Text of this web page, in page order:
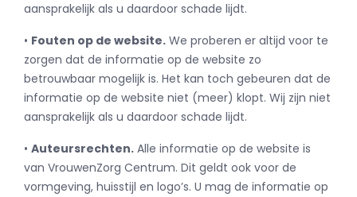
aansprakelijk als u daardoor schade lijdt.
• Fouten op de website. We proberen er altijd voor te
zorgen dat de informatie op de website zo
betrouwbaar mogelijk is. Het kan toch gebeuren dat de
informatie op de website niet (meer) klopt. Wij zijn niet
aansprakelijk als u daardoor schade lijdt.
• Auteursrechten. Alle informatie op de website is
van VrouwenZorg Centrum. Dit geldt ook voor de
vormgeving, huisstijl en logo’s. U mag de informatie op